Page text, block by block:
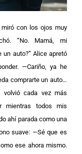
miró con los ojos muy
“No. Mamá, mi
auto?” Alice apretó
—Cariño, ya he
comprarte un auto…
cada vez más
mientras todos mis
ahí parada como una
suave: —Sé que es
ese ahora mismo.